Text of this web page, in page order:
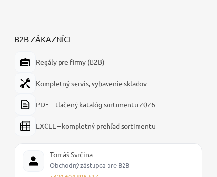
B2B ZÁKAZNÍCI
Regály pre firmy (B2B)
Kompletný servis, vybavenie skladov
PDF – tlačený katalóg sortimentu 2026
EXCEL – kompletný prehľad sortimentu
Tomáš Svrčina
Obchodný zástupca pre B2B